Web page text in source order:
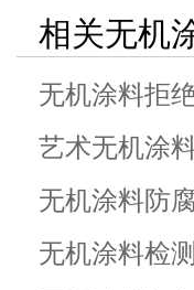
相关无机
无机涂料拒
艺术无机涂
无机涂料防
无机涂料检